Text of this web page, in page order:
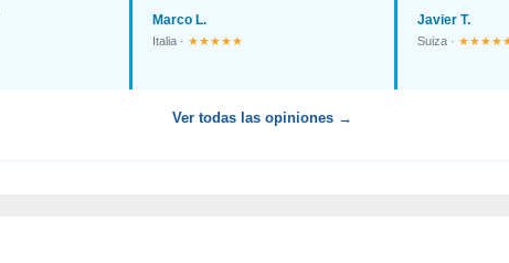
Marco L.
Italia · ★★★★★
Javier T.
Suiza ·
Ver todas las opiniones →